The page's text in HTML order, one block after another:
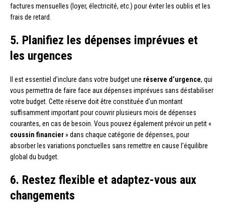
factures mensuelles (loyer, électricité, etc.) pour éviter les oublis et les
frais de retard.
5. Planifiez les dépenses imprévues et
les urgences
Il est essentiel d’inclure dans votre budget une réserve d’urgence, qui
vous permettra de faire face aux dépenses imprévues sans déstabiliser
votre budget. Cette réserve doit être constituée d’un montant
suffisamment important pour couvrir plusieurs mois de dépenses
courantes, en cas de besoin. Vous pouvez également prévoir un petit «
coussin financier» dans chaque catégorie de dépenses, pour
absorber les variations ponctuelles sans remettre en cause l’équilibre
global du budget.
6. Restez flexible et adaptez-vous aux
changements